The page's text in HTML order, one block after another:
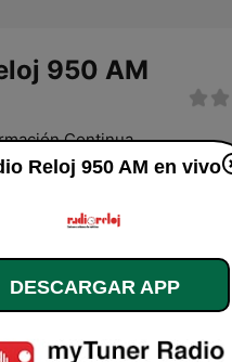
950 AM
Continua
Radio Reloj 950 AM:
Reloj 950 AM en vivo
DESCARGAR APP